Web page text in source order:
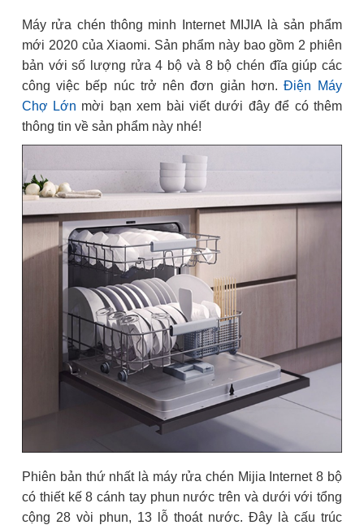
Máy rửa chén thông minh Internet MIJIA là sản phẩm
mới 2020 của Xiaomi. Sản phẩm này bao gồm 2 phiên
bản với số lượng rửa 4 bộ và 8 bộ chén đĩa giúp các
công việc bếp núc trở nên đơn giản hơn. Điện Máy
Chợ Lớn mời bạn xem bài viết dưới đây để có thêm
thông tin về sản phẩm này nhé!
Phiên bản thứ nhất là máy rửa chén Mijia Internet 8 bộ
có thiết kế 8 cánh tay phun nước trên và dưới với tổng
cộng 28 vòi phun, 13 lỗ thoát nước. Đây là cấu trúc